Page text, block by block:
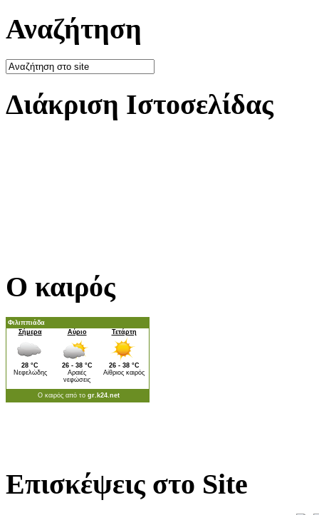
Αναζήτηση
Διάκριση Ιστοσελίδας
Ο καιρός
Επισκέψεις στο Site